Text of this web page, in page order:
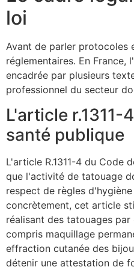
loi
Avant de parler protocoles
réglementaires. En France,
encadrée par plusieurs
professionnel du secteur
L'article r.1311-
santé publique
L'article R.1311-4 du Code
que l'activité de tatouage
respect de règles
concrètement, cet article
réalisant des tatouages
compris maquillage
effraction cutanée des
détenir une attestation de